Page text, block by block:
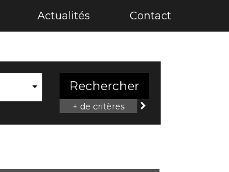
actualités contact
Rechercher
+ de critères